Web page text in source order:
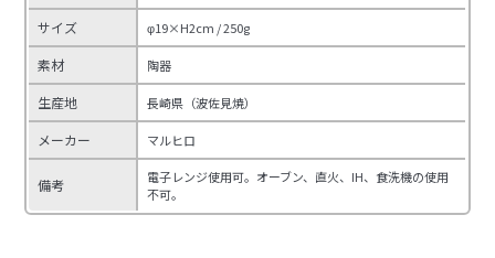
サイズ φ19×H2cm / 250g
素材 陶器
生産地 長崎県（波佐見焼）
メーカー マルヒロ
備考
電子レンジ使用可。オーブン、直火、IH、食洗機の使用
不可。